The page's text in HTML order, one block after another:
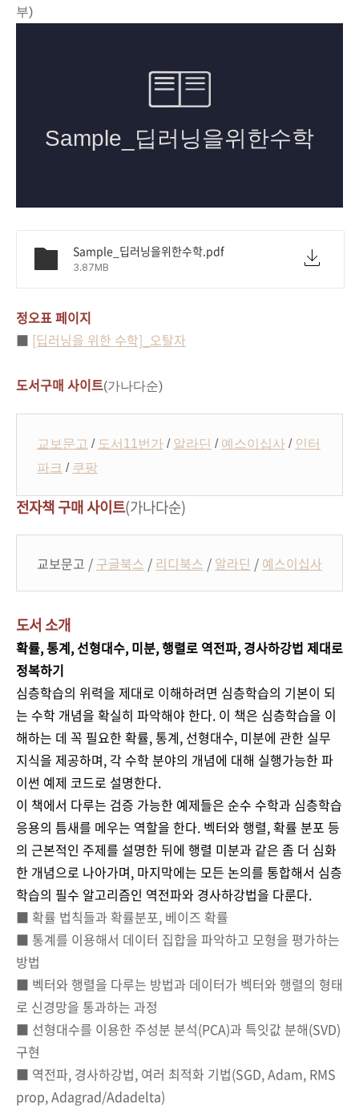
부)
Sample_딥러닝을위한수학.pdf
3.87MB
정오표 페이지
■ [딥러닝을 위한 수학]_오탈자
도서구매 사이트(가나다순)
교보문고 / 도서11번가 / 알라딘 / 예스이십사 / 인터
파크 / 쿠팡
전자책 구매 사이트(가나다순)
교보문고 / 구글북스 / 리디북스 / 알라딘 / 예스이십사
도서 소개
확률,통계, 선형대수, 미분,행렬로 역전파, 경사하강법 제대로
정복하기
심층학습의 위력을 제대로 이해하려면 심층학습의 기본이 되
는 수학 개념을 확실히 파악해야 한다. 이 책은 심층학습을 이
해하는 데 꼭 필요한 확률, 통계, 선형대수, 미분에 관한 실무
지식을 제공하며, 각 수학 분야의 개념에 대해 실행가능한 파
이썬 예제 코드로 설명한다.
이 책에서 다루는 검증 가능한 예제들은 순수 수학과 심층학습
응용의 틈새를 메우는 역할을 한다. 벡터와 행렬, 확률 분포 등
의 근본적인 주제를 설명한 뒤에 행렬 미분과 같은 좀 더 심화
한 개념으로 나아가며, 마지막에는 모든 논의를 통합해서 심층
학습의 필수 알고리즘인 역전파와 경사하강법을 다룬다.
■ 확률 법칙들과 확률분포, 베이즈 확률
■ 통계를 이용해서 데이터 집합을 파악하고 모형을 평가하는
방법
■ 벡터와 행렬을 다루는 방법과 데이터가 벡터와 행렬의 형태
로 신경망을 통과하는 과정
■ 선형대수를 이용한 주성분 분석(PCA)과 특잇값 분해(SVD)
구현
■ 역전파, 경사하강법, 여러 최적화 기법(SGD, Adam, RMS
prop, Adagrad/Adadelta)